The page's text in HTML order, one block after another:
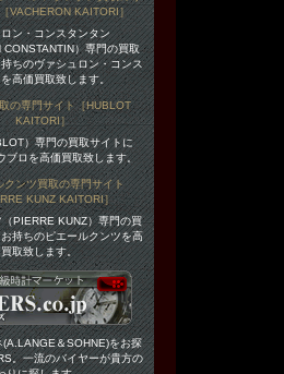
ン・コンスタンタン
CONSTANTIN）専門の買取
ちのヴァシュロン・コンス
高価買取致します。
）専門の買取サイトに
ブロを高価買取致します。
PIERRE KUNZ）専門の買
持ちのピエールクンツを高
取致します。
(A.LANGE＆SOHNE)をお探
。一流のバイヤーが貴方の